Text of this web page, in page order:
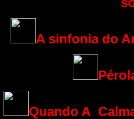
A sinfonia do
Quando A